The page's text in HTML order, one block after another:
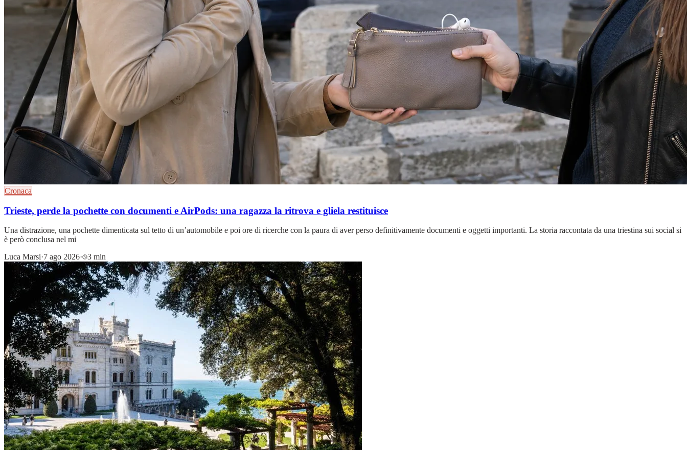
Cronaca
Trieste, perde la pochette con documenti e AirPods: una ragazza la ritrova e gliela restituisce
Una distrazione, una pochette dimenticata sul tetto di un’automobile e poi ore di ricerche con la paura di aver perso definitivamente documenti e oggetti importanti. La storia raccontata da una triestina sui social si
è però conclusa nel mi
Luca Marsi·7 ago 2026· 3 min